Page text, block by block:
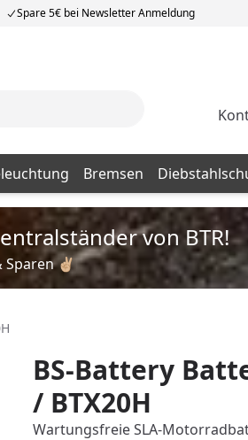
Spare 5€ bei Newsletter Anmeldung
Bremsen
von BTR!
Sparen ✌🏼
BS-Battery
/ BTX20H
Wartungsfreie SLA-